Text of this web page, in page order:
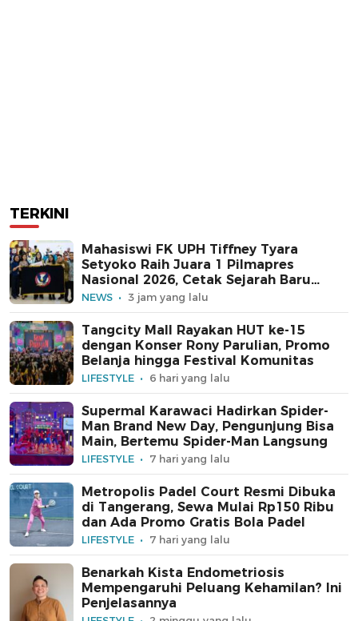
TERKINI
Mahasiswi FK UPH Tiffney Tyara
Setyoko Raih Juara 1 Pilmapres
Nasional 2026, Cetak Sejarah Baru
untuk Kampus Swasta
NEWS 3 jam yang lalu
Tangcity Mall Rayakan HUT ke-15
dengan Konser Rony Parulian, Promo
Belanja hingga Festival Komunitas
LIFESTYLE 6 hari yang lalu
Supermal Karawaci Hadirkan Spider-
Man Brand New Day, Pengunjung Bisa
Main, Bertemu Spider-Man Langsung
LIFESTYLE 7 hari yang lalu
Metropolis Padel Court Resmi Dibuka
di Tangerang, Sewa Mulai Rp150 Ribu
dan Ada Promo Gratis Bola Padel
LIFESTYLE 7 hari yang lalu
Benarkah Kista Endometriosis
Mempengaruhi Peluang Kehamilan? Ini
Penjelasannya